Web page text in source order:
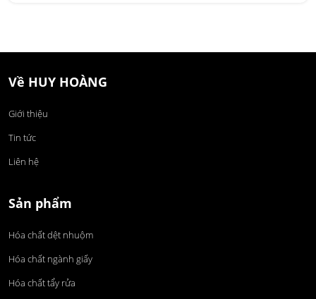
Về HUY HOÀNG
Giới thiệu
Tin tức
Liên hệ
Sản phẩm
Hóa chất dệt nhuộm
Hóa chất ngành giấy
Hóa chất tẩy rửa